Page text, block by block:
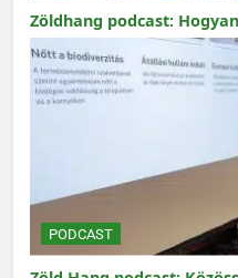
Zöldhang podcast:
PODCAST